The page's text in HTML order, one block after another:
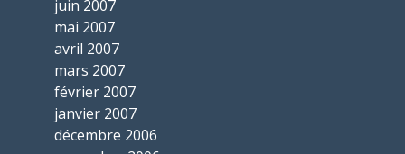
juin 2007
mai 2007
avril 2007
mars 2007
février 2007
janvier 2007
décembre 2006